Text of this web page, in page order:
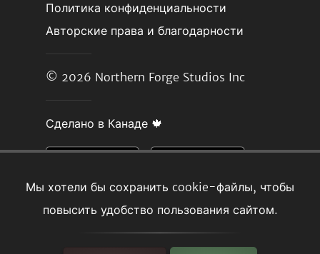
Мы хотели бы сохранить cookie-файлы, чтобы
повысить удобство пользования сайтом.
Политика конфиденциальности
Авторские права и благодарности
© 2026 Northern Forge Studios Inc
Сделано в Канаде 🍁